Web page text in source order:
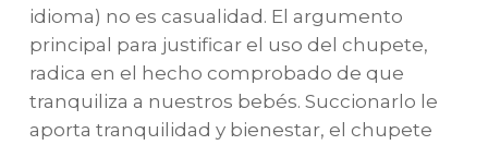
idioma) no es casualidad. El argumento
principal para justificar el uso del chupete,
radica en el hecho comprobado de que
tranquiliza a nuestros bebés. Succionarlo le
aporta tranquilidad y bienestar, el chupete